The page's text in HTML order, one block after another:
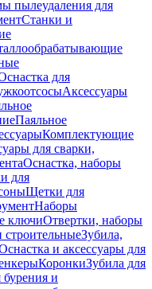
пылеудаления для
Станки и
для
Аксессуары
Паяльное
Комплектующие
для сварки,
Оснастка, наборы
для
Щетки для
Наборы
ключиОтвертки, наборы
Зубила,
и аксессуары для
КоронкиЗубила для
бурения и